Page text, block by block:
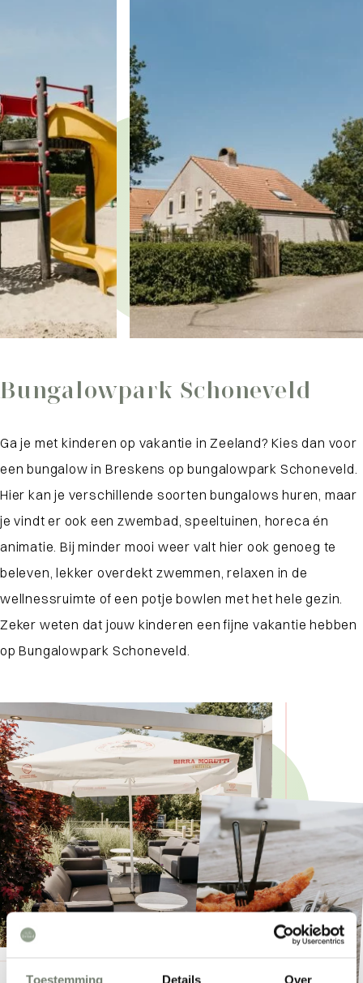
Toestemming Details Over
Bungalowpark Schoneveld
Ga je met kinderen op vakantie in Zeeland? Kies dan voor
een bungalow in Breskens op bungalowpark Schoneveld.
Hier kan je verschillende soorten bungalows huren, maar
je vindt er ook een zwembad, speeltuinen, horeca én
animatie. Bij minder mooi weer valt hier ook genoeg te
beleven, lekker overdekt zwemmen, relaxen in de
wellnessruimte of een potje bowlen met het hele gezin.
Zeker weten dat jouw kinderen een fijne vakantie hebben
op Bungalowpark Schoneveld.